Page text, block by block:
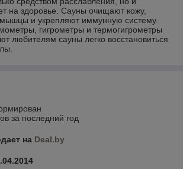
на здоровье. Сауны очищают кожу,
мышцы и укрепляют иммунную систему.
гигрометры и термогигрометры
любителям сауны легко восстановиться
за последний год
на Deal.by